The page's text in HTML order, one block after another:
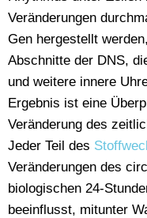
Veränderungen
Gen hergestellt
Abschnitte der DNS,
und weitere innere
Ergebnis ist eine
Veränderung des
Jeder Teil des
Veränderungen des
biologischen 24-
beeinflusst, mitunter